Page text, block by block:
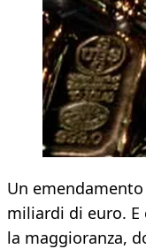
Un
miliardi di euro.
la maggioranza,